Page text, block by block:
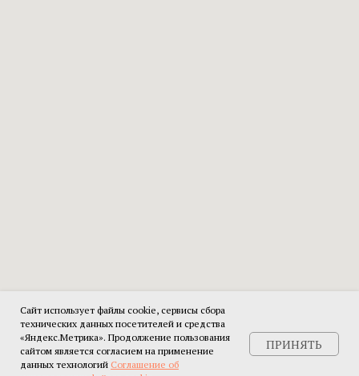
Сайт использует файлы cookie, сервисы сбора
технических данных посетителей и средства
«Яндекс.Метрика». Продолжение пользования
сайтом является согласием на применение
данных технологий Соглашение об
ПРИНЯТЬ